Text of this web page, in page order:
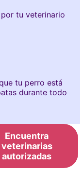
tu veterinario
tu perro está
durante todo
Encuentra
veterinarias
autorizadas